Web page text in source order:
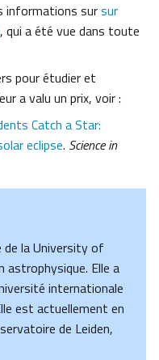
informations sursur
, qui a été vue dans toute
pour étudier et
a valu un prix, voir :
Catch a Star:
eclipse. Science in
de la University of
astrophysique. Elle a
internationale
est actuellement en
de Leiden,